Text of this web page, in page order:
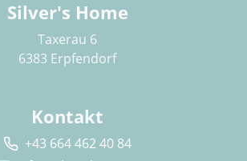
Silver's Home
Taxerau 6
6383 Erpfendorf
Kontakt
+43 664 462 40 84